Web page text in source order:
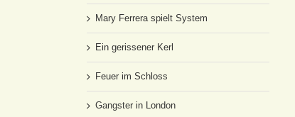
Mary Ferrera spielt System
Ein gerissener Kerl
Feuer im Schloss
Gangster in London